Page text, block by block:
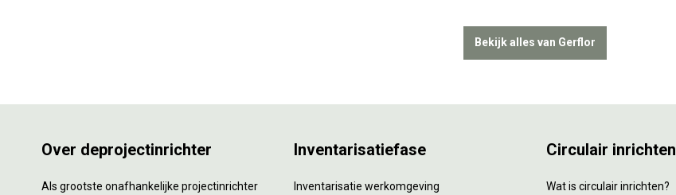
Bekijk alles van Gerflor
Over deprojectinrichter
Als grootste onafhankelijke projectinrichter
Inventarisatiefase
Inventarisatie werkomgeving
Circulair inrichten
Wat is circulair inrichten?